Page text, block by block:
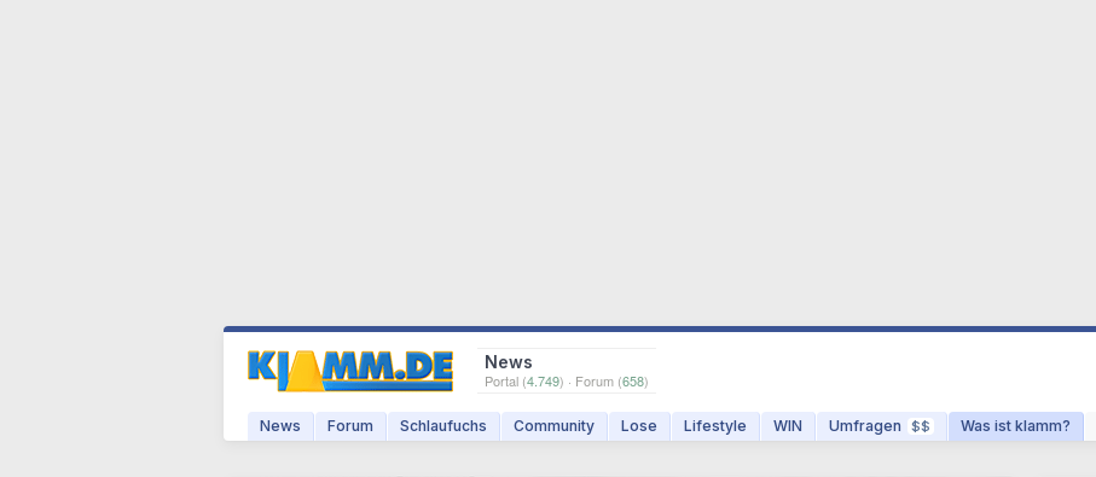
News
Portal (4.749) · Forum (658)
News Forum Schlaufuchs Community Lose Lifestyle WIN Umfragen $$ Was ist klamm?